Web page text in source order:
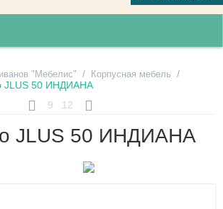
"Мебелис" / Корпусная мебель /
JLUS 50 ИНДИАНА
9
12
JLUS 50 ИНДИАНА